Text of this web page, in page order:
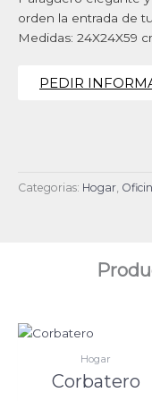
orden la entrada de
Medidas: 24X24X59
PEDIR
Categorias: Hogar,
Hogar
Corbatero